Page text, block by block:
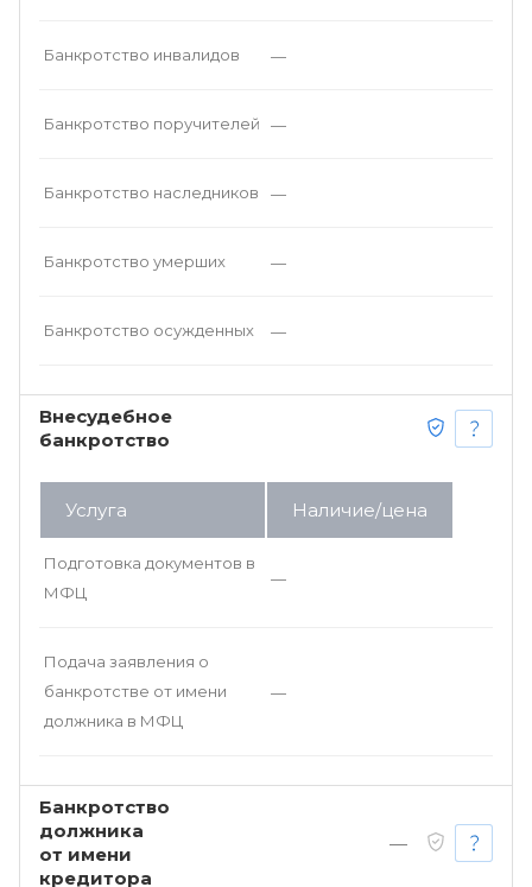
Банкротство инвалидов —
Банкротство поручителей —
Банкротство наследников —
Банкротство умерших —
Банкротство осужденных —
Внесудебное
банкротство
Услуга Наличие/цена
Подготовка документов в
МФЦ
—
Подача заявления о
банкротстве от имени
должника в МФЦ
—
Банкротство
должника
от имени
кредитора
—